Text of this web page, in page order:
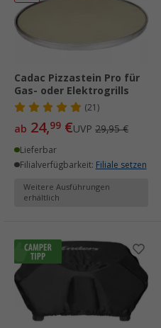
Cadac Pizzastein Pro für
Gas- oder Elektrogrills
(21)
ab 24,99 €UVP 29,95 €
Lieferbar
Filialverfügbarkeit: Filiale setzen
Weitere Ausführungen
erhältlich